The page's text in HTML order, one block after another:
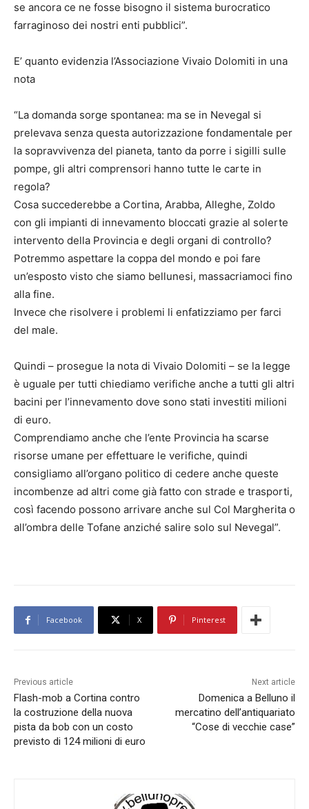
se ancora ce ne fosse bisogno il sistema burocratico
farraginoso dei nostri enti pubblici”.
E’ quanto evidenzia l’Associazione Vivaio Dolomiti in una
nota
“La domanda sorge spontanea: ma se in Nevegal si
prelevava senza questa autorizzazione fondamentale per
la sopravvivenza del pianeta, tanto da porre i sigilli sulle
pompe, gli altri comprensori hanno tutte le carte in
regola?
Cosa succederebbe a Cortina, Arabba, Alleghe, Zoldo
con gli impianti di innevamento bloccati grazie al solerte
intervento della Provincia e degli organi di controllo?
Potremmo aspettare la coppa del mondo e poi fare
un’esposto visto che siamo bellunesi, massacriamoci fino
alla fine.
Invece che risolvere i problemi li enfatizziamo per farci
del male.
Quindi – prosegue la nota di Vivaio Dolomiti – se la legge
è uguale per tutti chiediamo verifiche anche a tutti gli altri
bacini per l’innevamento dove sono stati investiti milioni
di euro.
Comprendiamo anche che l’ente Provincia ha scarse
risorse umane per effettuare le verifiche, quindi
consigliamo all’organo politico di cedere anche queste
incombenze ad altri come già fatto con strade e trasporti,
così facendo possono arrivare anche sul Col Margherita o
all’ombra delle Tofane anziché salire solo sul Nevegal”.
Facebook X Pinterest
Previous article
Flash-mob a Cortina contro
la costruzione della nuova
pista da bob con un costo
previsto di 124 milioni di euro
Next article
Domenica a Belluno il
mercatino dell’antiquariato
“Cose di vecchie case”